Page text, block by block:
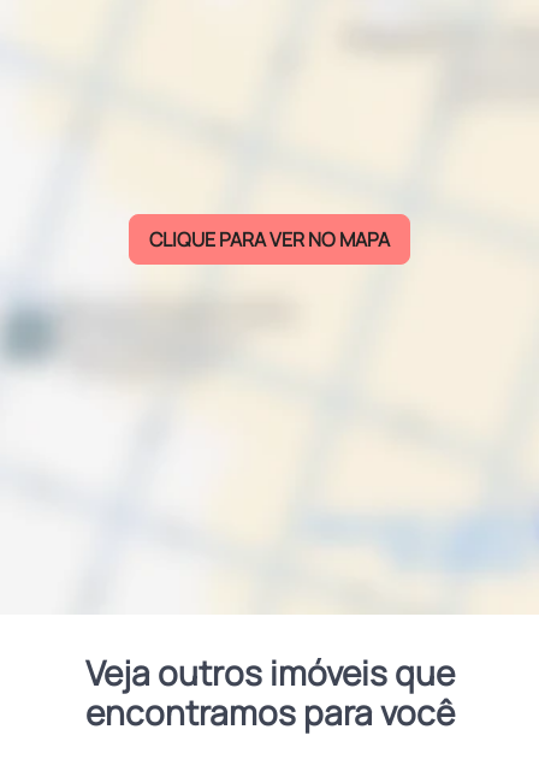
CLIQUE PARA VER NO MAPA
Veja outros imóveis que
encontramos para você